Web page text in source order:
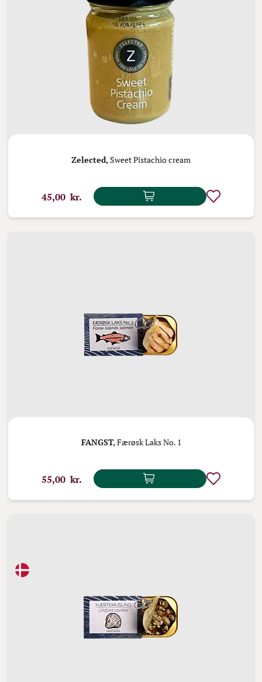
Zelected, Sweet Pistachio cream
45,00 kr.
FANGST,Færøsk Laks No. 1
55,00 kr.